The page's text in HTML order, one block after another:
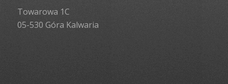
Towarowa 1C
05-530 Góra Kalwaria